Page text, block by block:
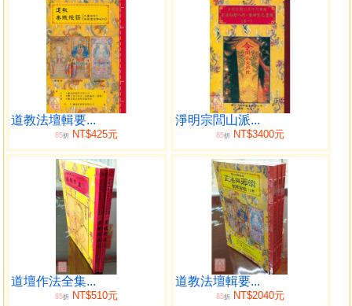
道教法壇輯要...
85折 NT$425元
淨明宗閭山派...
85折 NT$3400元
道壇作法全集...
85折 NT$510元
道教法壇輯要...
85折 NT$2040元